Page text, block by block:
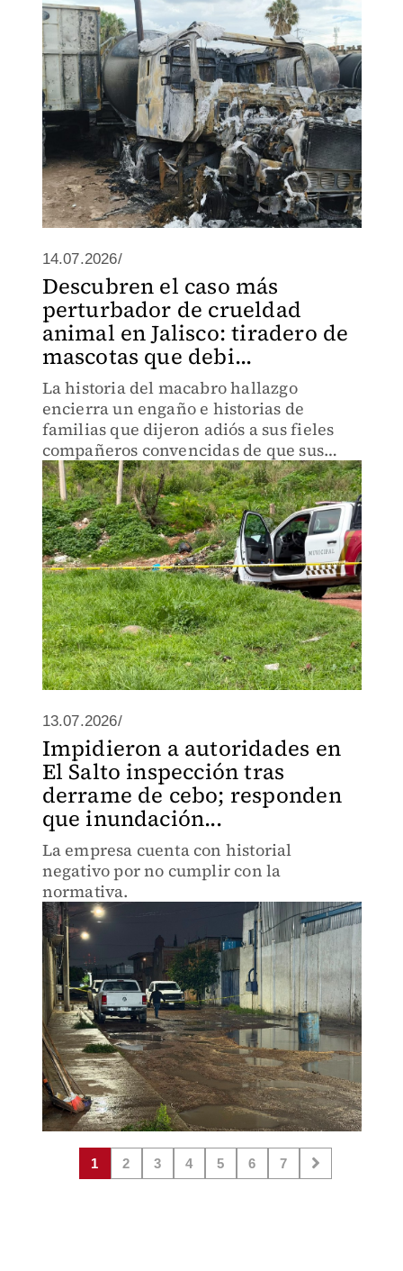
14.07.2026/
Descubren el caso más
perturbador de crueldad
animal en Jalisco: tiradero de
mascotas que debi...
La historia del macabro hallazgo
encierra un engaño e historias de
familias que dijeron adiós a sus fieles
compañeros convencidas de que sus
restos quedaban en buenas manos.
13.07.2026/
Impidieron a autoridades en
El Salto inspección tras
derrame de cebo; responden
que inundación...
La empresa cuenta con historial
negativo por no cumplir con la
normativa.
1 2 3 4 5 6 7